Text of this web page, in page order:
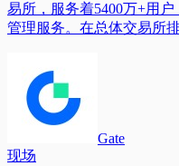
易所，服务着5400万+用
管理服务。在总体交易所
Gate
现场